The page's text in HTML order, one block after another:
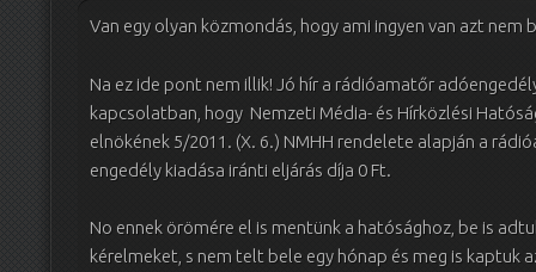
Van egy olyan közmondás, hogy ami ingyen van azt nem
Na ez ide pont nem illik! Jó hír a rádióamatőr
kapcsolatban, hogy Nemzeti Média- és Hírközlési
elnökének 5/2011. (X. 6.) NMHH rendelete alapján a
engedély kiadása iránti eljárás díja 0 Ft.
No ennek örömére el is mentünk a hatósághoz, be is
kérelmeket, s nem telt bele egy hónap és meg is kaptuk